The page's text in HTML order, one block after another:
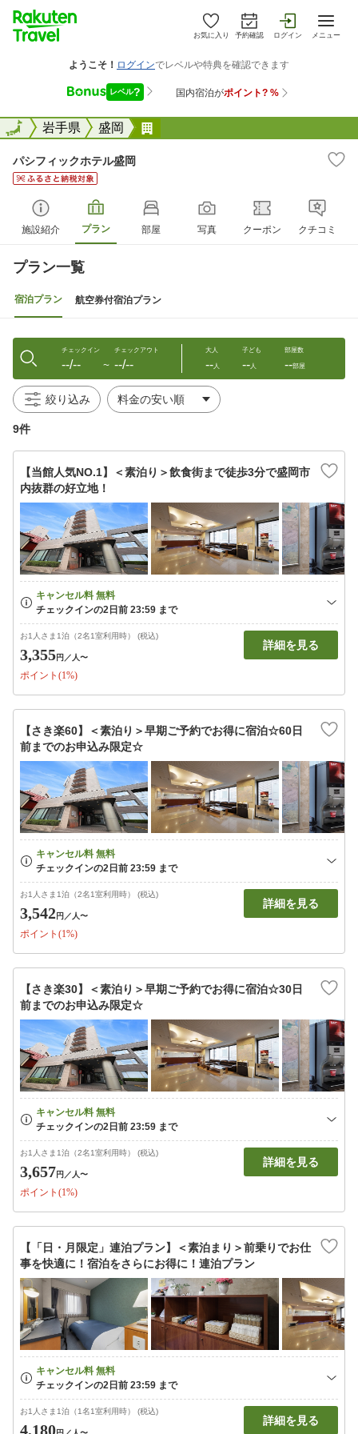
お気に入り 予約確認 ログイン メニュー
全国岩手県 盛岡
全国
パシフィックホテル盛岡
施設紹介 プラン 部屋 写真 クーポン クチコミ
プラン一覧
宿泊プラン 航空券付宿泊プラン
チェックイン
--/-- 〜
チェックアウト
--/--
大人
--人
子ども
--人
部屋数
--部屋
絞り込み
9件
【当館人気NO.1】＜素泊り＞飲食街まで徒歩3分で盛岡市
内抜群の好立地！
お1人さま1泊（2名1室利用時） (税込)
3,355円 ／人〜
ポイント(1%)
詳細を見る
【さき楽60】＜素泊り＞早期ご予約でお得に宿泊☆60日
前までのお申込み限定☆
お1人さま1泊（2名1室利用時） (税込)
3,542円 ／人〜
ポイント(1%)
詳細を見る
【さき楽30】＜素泊り＞早期ご予約でお得に宿泊☆30日
前までのお申込み限定☆
お1人さま1泊（2名1室利用時） (税込)
3,657円 ／人〜
ポイント(1%)
詳細を見る
【「日・月限定」連泊プラン】＜素泊まり＞前乗りでお仕
事を快適に！宿泊をさらにお得に！連泊プラン
お1人さま1泊（1名1室利用時） (税込)
4,180
詳細を見る